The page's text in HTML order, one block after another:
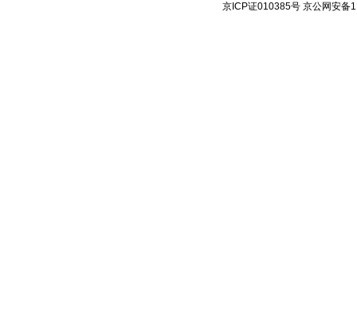
京ICP证010385号 京公网安备